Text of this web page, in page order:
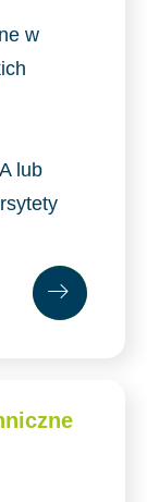
w
lub
Apl